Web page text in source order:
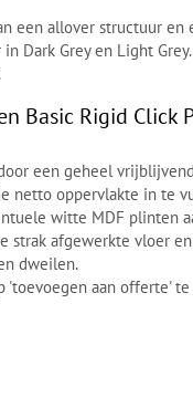
een allover structuur
Dark Grey en Light
Basic Rigid Click
een geheel
netto oppervlakte in te
witte MDF plinten
strak afgewerkte vloer
dweilen.
'toevoegen aan offerte'